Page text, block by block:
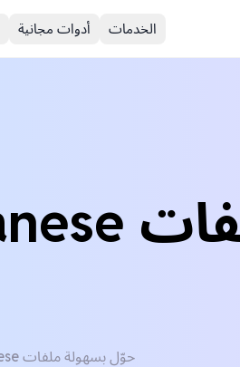
الخدمات أدوات مجانية
حوّل بسهولة ملفات Japanese الصوتية/الفيديو إلى نص Polish عبر الإنترنت